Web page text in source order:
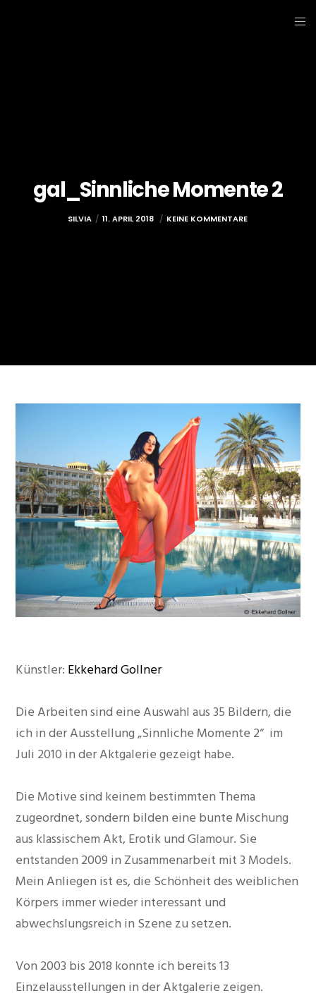
gal_Sinnliche Momente 2
SILVIA 11. APRIL 2018 KEINE KOMMENTARE
Künstler: Ekkehard Gollner
Die Arbeiten sind eine Auswahl aus 35 Bildern, die
ich in der Ausstellung „Sinnliche Momente 2“ im
Juli 2010 in der Aktgalerie gezeigt habe.
Die Motive sind keinem bestimmten Thema
zugeordnet, sondern bilden eine bunte Mischung
aus klassischem Akt, Erotik und Glamour. Sie
entstanden 2009 in Zusammenarbeit mit 3 Models.
Mein Anliegen ist es, die Schönheit des weiblichen
Körpers immer wieder interessant und
abwechslungsreich in Szene zu setzen.
Von 2003 bis 2018 konnte ich bereits 13
Einzelausstellungen in der Aktgalerie zeigen.